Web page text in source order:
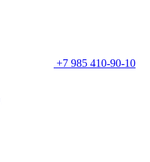
+7 985 410-90-10